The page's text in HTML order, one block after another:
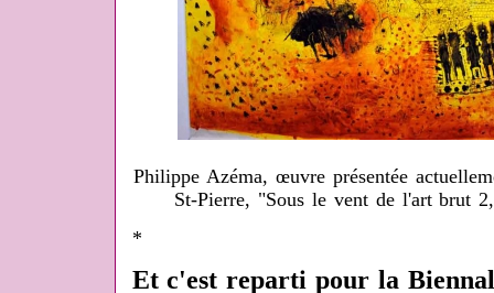
Philippe Azéma, œuvre présentée
St-Pierre, "Sous le vent de l'art brut
*
Et c'est reparti pour la